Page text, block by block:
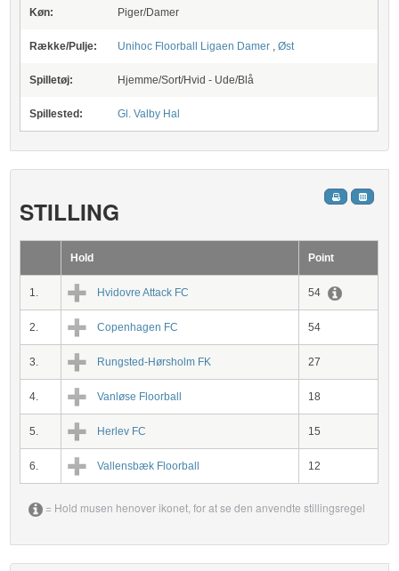
Køn: Piger/Damer
Række/Pulje: Unihoc Floorball Ligaen Damer ,Øst
Spilletøj: Hjemme/Sort/Hvid - Ude/Blå
Spillested: Gl. Valby Hal
STILLING
Hold Point
1. Hvidovre Attack FC 54
2. Copenhagen FC 54
3. Rungsted-Hørsholm FK 27
4. Vanløse Floorball 18
5. Herlev FC 15
6. Vallensbæk Floorball 12
= Hold musen henover ikonet, for at se den anvendte stillingsregel